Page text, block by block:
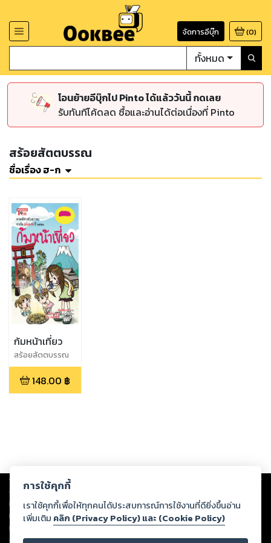
จัดการอีบุ๊ก (0)
ทั้งหมด
โอนย้ายอีบุ๊กไป Pinto ได้แล้ววันนี้ กดเลย
รับทันทีโค้ดลด ซื้อและอ่านได้ต่อเนื่องที่ Pinto
สร้อยสัตตบรรณ
ชื่อเรื่อง ฮ-ก
ก้มหน้าเที่ยว
สร้อยสัตตบรรณ
148.00 ฿
Copyright © 2026
ต่อผลงานหรือเนื้อหาใดที่อัปโหลดผ่านเว็บไซต์และปรากฏว่าละเมิดสิทธิใน
ทรัพย์สินทางปัญญาของบุคคลอื่นหรือขัดต่อกฎหมายและศีลธรรม ดังนั้น ผู้อ่าน
ทุกท่านโปรดใช้วิจารณญาณในการกลั่นกรองด้วยตนเอง และหากท่านพบว่าส่วน
หนึ่งส่วนใดขัดต่อกฎหมายและศีลธรรม กรุณาแจ้งมายังบริษัท เพื่อทีมงานจะได้
ดำเนินการในทันที ทั้งนี้ ทางสตอรี่ล็อกขอสงวนลิขสิทธิ์ตามพระราชบัญญัติ
การใช้คุกกี้
เราใช้คุกกี้เพื่อให้ทุกคนได้ประสบการณ์การใช้งานที่ดียิ่งขึ้นอ่าน
เพิ่มเติม คลิก (Privacy Policy) และ (Cookie Policy)